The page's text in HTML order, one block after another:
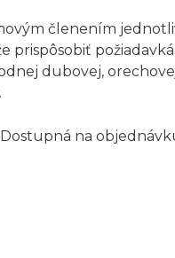
členením
prispôsobiť
dubovej,
na